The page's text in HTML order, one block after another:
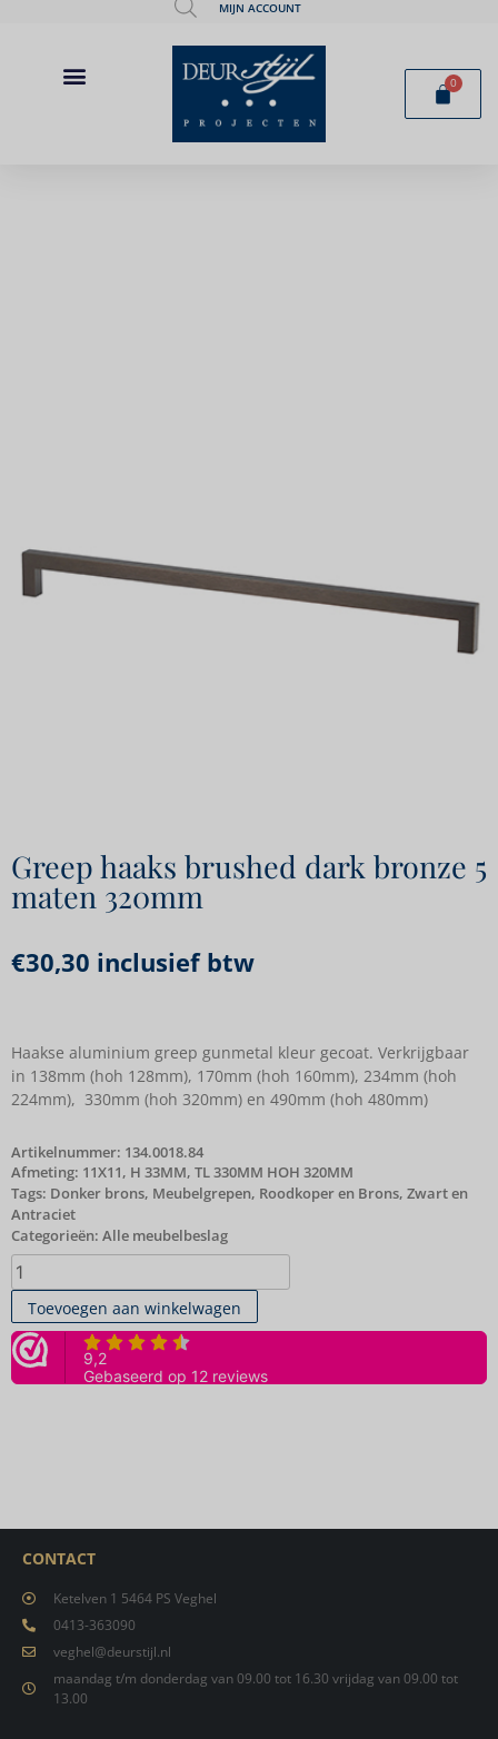
MIJN ACCOUNT
0
Greep haaks brushed dark bronze 5
maten 320mm
€30,30 inclusief btw
Haakse aluminium greep gunmetal kleur gecoat. Verkrijgbaar
in 138mm (hoh 128mm), 170mm (hoh 160mm), 234mm (hoh
224mm), 330mm (hoh 320mm) en 490mm (hoh 480mm)
Artikelnummer: 134.0018.84
Afmeting: 11X11, H 33MM, TL 330MM HOH 320MM
Tags: Donker brons, Meubelgrepen, Roodkoper en Brons, Zwart en
Antraciet
Categorieën: Alle meubelbeslag
Toevoegen aan winkelwagen
CONTACT
Ketelven 1 5464 PS Veghel
0413-363090
veghel@deurstijl.nl
maandag t/m donderdag van 09.00 tot 16.30 vrijdag van 09.00 tot
13.00